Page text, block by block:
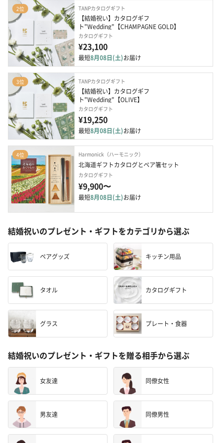
2位 TANPカタログギフト
【結婚祝い】カタログギフ
ト"Wedding"【CHAMPAGNE GOLD】
カタログギフト
¥23,100
最短8月08日(土)お届け
3位 TANPカタログギフト
【結婚祝い】カタログギフ
ト"Wedding"【OLIVE】
カタログギフト
¥19,250
最短8月08日(土)お届け
4位 Harmonick（ハーモニック）
北海道ギフトカタログとペア箸セット
カタログギフト
¥9,900〜
最短8月08日(土)お届け
結婚祝いのプレゼント・ギフトをカテゴリから選ぶ
ペアグッズ キッチン用品
タオル カタログギフト
グラス プレート・食器
結婚祝いのプレゼント・ギフトを贈る相手から選ぶ
女友達 同僚女性
男友達 同僚男性